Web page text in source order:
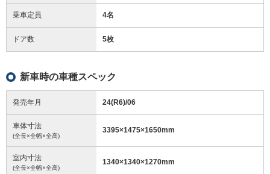
乗車定員 4名
ドア数 5枚
新車時の車種スペック
発売年月 24(R6)/06
車体寸法
(全長×全幅×全高)
3395×1475×1650mm
室内寸法
(全長×全幅×全高)
1340×1340×1270mm